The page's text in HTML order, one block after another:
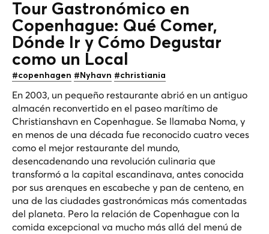
Tour Gastronómico en
Copenhague: Qué Comer,
Dónde Ir y Cómo Degustar
como un Local
#copenhagen #Nyhavn #christiania
En 2003, un pequeño restaurante abrió en un antiguo
almacén reconvertido en el paseo marítimo de
Christianshavn en Copenhague. Se llamaba Noma, y
en menos de una década fue reconocido cuatro veces
como el mejor restaurante del mundo,
desencadenando una revolución culinaria que
transformó a la capital escandinava, antes conocida
por sus arenques en escabeche y pan de centeno, en
una de las ciudades gastronómicas más comentadas
del planeta. Pero la relación de Copenhague con la
comida excepcional va mucho más allá del menú de